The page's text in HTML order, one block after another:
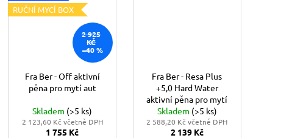
RUČNÍ MYCÍ BOX
2 925
KČ
–40 %
Fra Ber - Off aktivní
pěna pro mytí aut
Skladem (>5 ks)
2 123,60 Kč včetně DPH
1 755 Kč
Fra Ber - Resa Plus
+5,0 Hard Water
aktivní pěna pro mytí
aut
Skladem (>5 ks)
2 588,20 Kč včetně DPH
2 139 Kč